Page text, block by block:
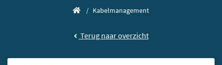
Kabelmanagement
Terug naar overzicht